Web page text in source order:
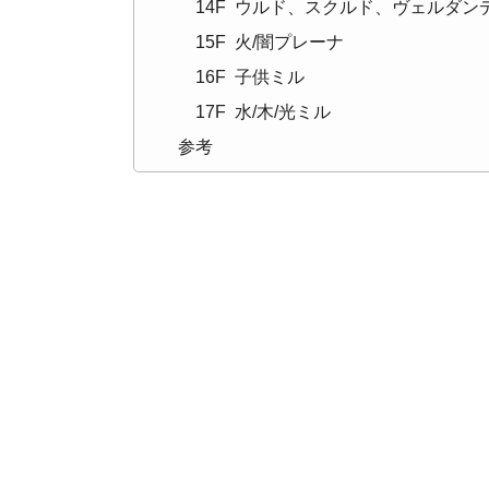
14F ウルド、スクルド、ヴェルダン
15F 火/闇プレーナ
16F 子供ミル
17F 水/木/光ミル
参考